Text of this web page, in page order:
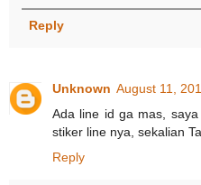
Reply
Unknown August 11,
Ada line id ga mas,
stiker line nya, sekalian
Reply